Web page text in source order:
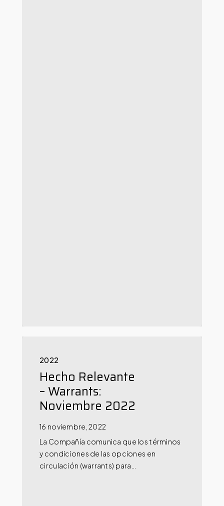
2022
Hecho Relevante
– Warrants:
Noviembre 2022
16 noviembre, 2022
La Compañía comunica que los términos
y condiciones de las opciones en
circulación (warrants) para…